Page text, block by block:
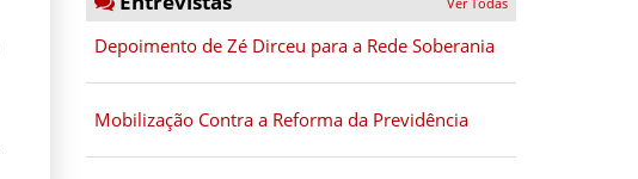
Depoimento de Zé Dirceu para a Rede Soberania
Mobilização Contra a Reforma da Previdência